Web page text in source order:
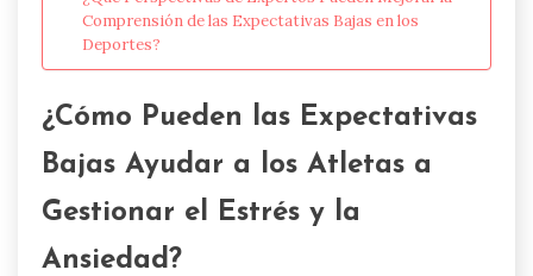
Comprensión de las Expectativas Bajas en los
Deportes?
¿Cómo Pueden las Expectativas
Bajas Ayudar a los Atletas a
Gestionar el Estrés y la
Ansiedad?